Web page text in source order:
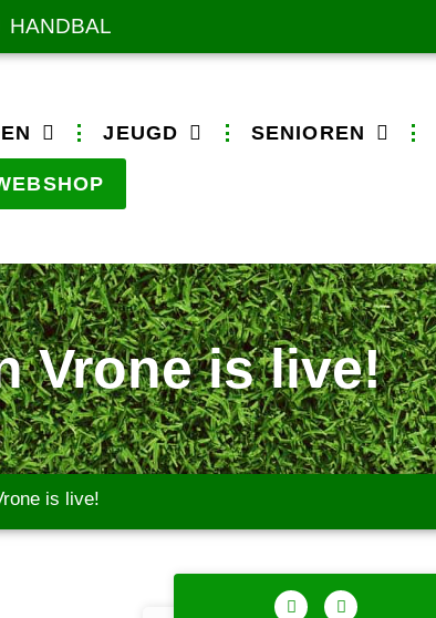
HANDBAL
JEUGD SENIOREN
Vrone is live!
is live!